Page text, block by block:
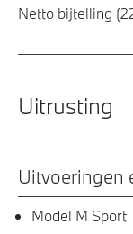
Netto bijtelling
Uitrusting
Uitvoeringen
Model M Sport